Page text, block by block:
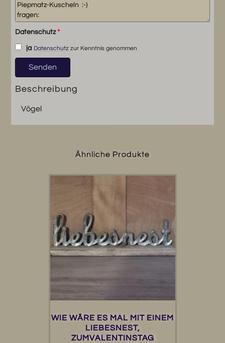
Datenschutz*
ja Datenschutz zur Kenntnis genommen
Beschreibung
Vögel
Ähnliche Produkte
WIE WÄRE ES MAL MIT EINEM
LIEBESNEST,
ZUMVALENTINSTAG